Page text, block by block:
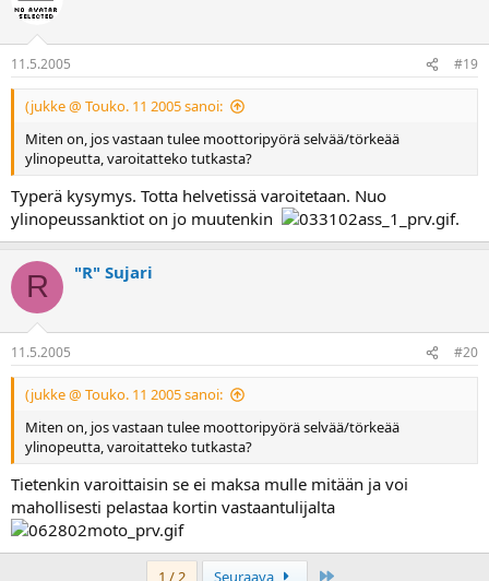
11.5.2005 #19
(jukke @ Touko. 11 2005 sanoi:
Miten on, jos vastaan tulee moottoripyörä selvää/törkeää
ylinopeutta, varoitatteko tutkasta?
Typerä kysymys. Totta helvetissä varoitetaan. Nuo
ylinopeussanktiot on jo muutenkin
.
R "R" Sujari
11.5.2005 #20
(jukke @ Touko. 11 2005 sanoi:
Miten on, jos vastaan tulee moottoripyörä selvää/törkeää
ylinopeutta, varoitatteko tutkasta?
Tietenkin varoittaisin se ei maksa mulle mitään ja voi
mahollisesti pelastaa kortin vastaantulijalta
1 / 2 Seuraava